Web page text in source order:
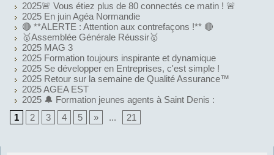
2025🚨 Vous étiez plus de 80 connectés ce matin ! 🚨
2025 En juin Agéa Normandie
🔴 **ALERTE : Attention aux contrefaçons !** 🔴
🥇Assemblée Générale Réussir🥇
2025 MAG 3
2025 Formation toujours inspirante et dynamique
2025 Se développer en Entreprises, c'est simple !
2025 Retour sur la semaine de Qualité Assurance™
2025 AGEA EST
2025 🔔 Formation jeunes agents à Saint Denis :
1
2 3 4 5 » ... 21